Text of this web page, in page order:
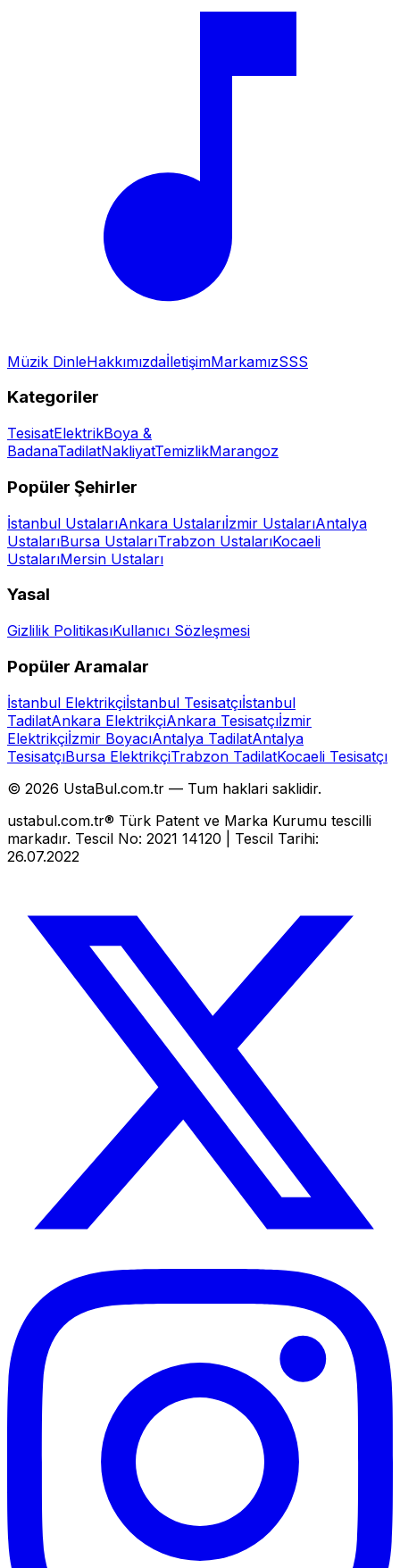
Müzik DinleHakkımızdaİletişimMarkamızSSS
Kategoriler
TesisatElektrikBoya &
BadanaTadilatNakliyatTemizlikMarangoz
Popüler Şehirler
İstanbul UstalarıAnkara Ustalarıİzmir UstalarıAntalya
UstalarıBursa UstalarıTrabzon UstalarıKocaeli
UstalarıMersin Ustaları
Yasal
Gizlilik PolitikasıKullanıcı Sözleşmesi
Popüler Aramalar
İstanbul Elektrikçiİstanbul Tesisatçıİstanbul
TadilatAnkara ElektrikçiAnkara Tesisatçıİzmir
Elektrikçiİzmir BoyacıAntalya TadilatAntalya
TesisatçıBursa ElektrikçiTrabzon TadilatKocaeli Tesisatçı
© 2026 UstaBul.com.tr — Tum haklari saklidir.
ustabul.com.tr® Türk Patent ve Marka Kurumu tescilli
markadır. Tescil No: 2021 14120 | Tescil Tarihi:
26.07.2022